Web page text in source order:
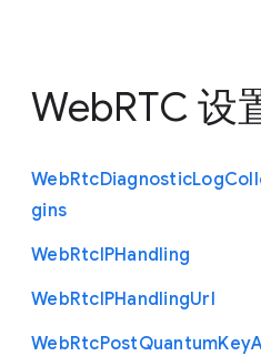
WebRTC 设
WebRtcDiagnosticLog
gins
WebRtcIPHandling
WebRtcIPHandlingUrl
WebRtcPostQuantumKey